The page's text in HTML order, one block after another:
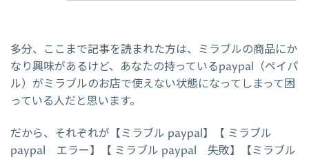
多分、ここまで記事を読まれた方は、ミラブルの商品にか
なり興味があるけど、あなたの持っているpaypal（ペイパ
ル）がミラブルのお店で使えない状態になってしまって困
っている人だと思います。
だから、それぞれが【ミラブル paypal】【 ミラブル
paypal エラー】【 ミラブル paypal 失敗】【ミラブル